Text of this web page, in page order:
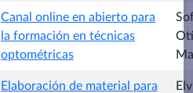
Canal online en abierto para
la formación en técnicas
optométricas
Elaboración de material para